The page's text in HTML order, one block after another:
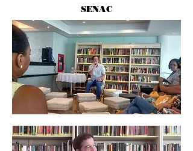
SENAC